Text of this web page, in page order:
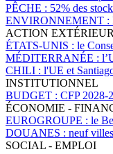
PÊCHE : 52% des
ENVIRONNEMENT :
ACTION
ÉTATS-UNIS : le
MÉDITERRANÉE :
CHILI : l'UE et
INSTITUTIONNEL
BUDGET : CFP 2028-
ÉCONOMIE -
EUROGROUPE : le
DOUANES : neuf
SOCIAL - EMPLOI